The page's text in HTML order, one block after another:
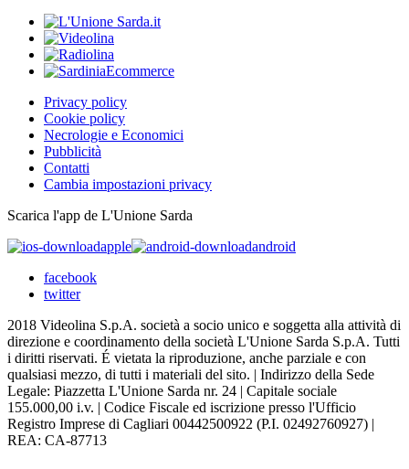
Privacy policy
Cookie policy
Necrologie e Economici
Pubblicità
Contatti
Cambia impostazioni privacy
Scarica l'app de L'Unione Sarda
apple
android
facebook
twitter
2018 Videolina S.p.A. società a socio unico e soggetta alla attività di
direzione e coordinamento della società L'Unione Sarda S.p.A. Tutti
i diritti riservati. É vietata la riproduzione, anche parziale e con
qualsiasi mezzo, di tutti i materiali del sito. | Indirizzo della Sede
Legale: Piazzetta L'Unione Sarda nr. 24 | Capitale sociale
155.000,00 i.v. | Codice Fiscale ed iscrizione presso l'Ufficio
Registro Imprese di Cagliari 00442500922 (P.I. 02492760927) |
REA: CA-87713